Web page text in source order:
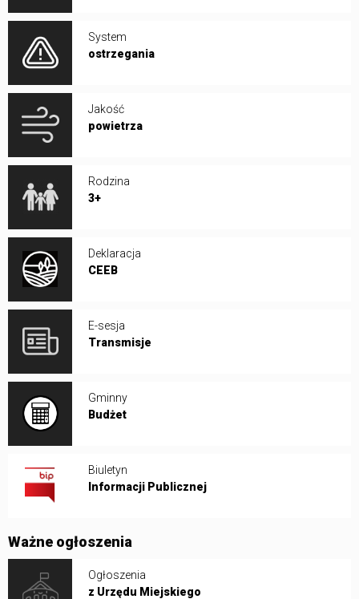
System
ostrzegania
Jakość
powietrza
Rodzina
3+
Deklaracja
CEEB
E-sesja
Transmisje
Gminny
Budżet
Biuletyn
Informacji Publicznej
Ważne ogłoszenia
Ogłoszenia
z Urzędu Miejskiego